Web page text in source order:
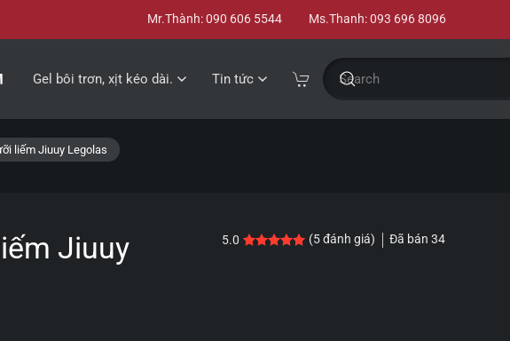
Mr.Thành: 090 606 5544 Ms.Thanh: 093 696 8096
Gel bôi trơn, xịt kéo dài. Tin tức
liếm Jiuuy Legolas
Jiuuy
5.0 5.0 trên 5 dựa trên
5 đánh giá
(5đánh giá) Đã bán34